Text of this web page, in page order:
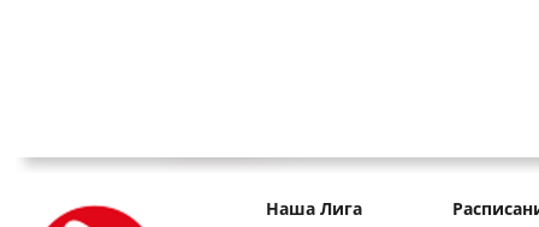
Наша Лига